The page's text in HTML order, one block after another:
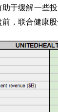
于缓解一些
，联合健康